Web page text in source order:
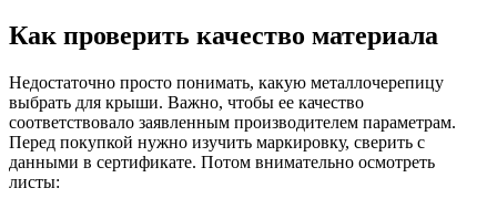
Как проверить качество материала
Недостаточно просто понимать, какую металлочерепицу
выбрать для крыши. Важно, чтобы ее качество
соответствовало заявленным производителем параметрам.
Перед покупкой нужно изучить маркировку, сверить с
данными в сертификате. Потом внимательно осмотреть
листы: